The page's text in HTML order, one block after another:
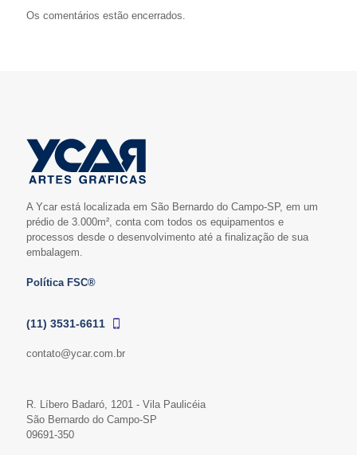
Os comentários estão encerrados.
A Ycar está localizada em São Bernardo do Campo-SP, em um
prédio de 3.000m², conta com todos os equipamentos e
processos desde o desenvolvimento até a finalização de sua
embalagem.
Política FSC®
(11) 3531-6611
contato@ycar.com.br
R. Líbero Badaró, 1201 - Vila Paulicéia
São Bernardo do Campo-SP
09691-350